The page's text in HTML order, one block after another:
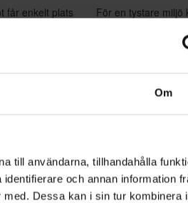
Om
till användarna, tillhandahålla
och annan information
Dessa kan i sin tur kombinera
får enkelt plats
plats
För en tystare miljö
via Home
upp till 30 minuter.
ljuddämpade
specialanpassat
vattentryck och en
minimera bullret.